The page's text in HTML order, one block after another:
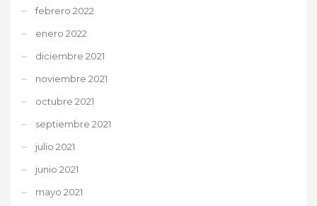
febrero 2022
enero 2022
diciembre 2021
noviembre 2021
octubre 2021
septiembre 2021
julio 2021
junio 2021
mayo 2021